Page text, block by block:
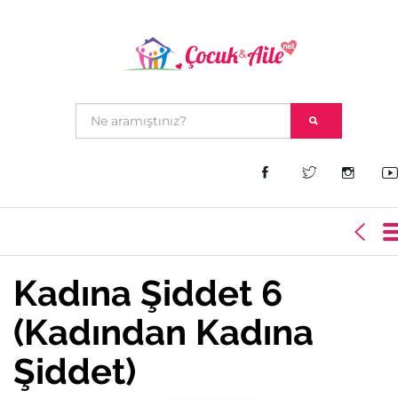
Kadına Şiddet 6
(Kadından Kadına
Şiddet)